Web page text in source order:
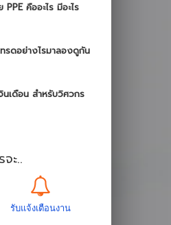
คืออะไร มีอะไร
รดอย่างไรมาลองดูกัน
นเดือน สำหรับวิศวกร
ะ..
รับแจ้งเตือนงาน